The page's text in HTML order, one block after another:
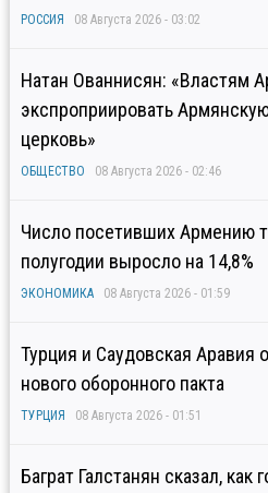
РОССИЯ 08 Августа 2026 - 03:02
Натан Ованнисян: «Властям
экспроприировать
церковь»
ОБЩЕСТВО 08 Августа 2026 - 02:46
Число посетивших Армению
полугодии выросло на 14,8%
ЭКОНОМИКА 08 Августа 2026 - 01:59
Турция и Саудовская Аравия
нового оборонного пакта
ТУРЦИЯ 08 Августа 2026 - 01:51
Баграт Галстанян сказал,